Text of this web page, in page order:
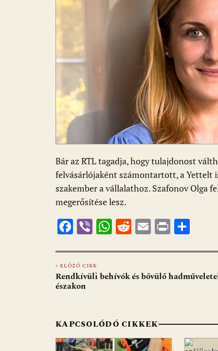
o
k
p
Bár az RTL tagadja, hogy tulajdonost
felvásárlójaként számontartott, a Yettelt
szakember a vállalathoz. Szafonov Olga
megerősítése lesz.
F
e
b
o
k
Vi
er
W
at
s
p
R
d
di
E
ai
l
Pr
t za
m
« ELŐZŐ CIKK
Rendkívüli behívók és bővülő
északon
KAPCSOLÓDÓ CIKKEK